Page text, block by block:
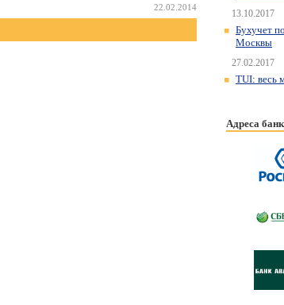
22.02.2014
13.10.2017
Бухучет
Москвы
27.02.2017
TUI: весь
Адреса